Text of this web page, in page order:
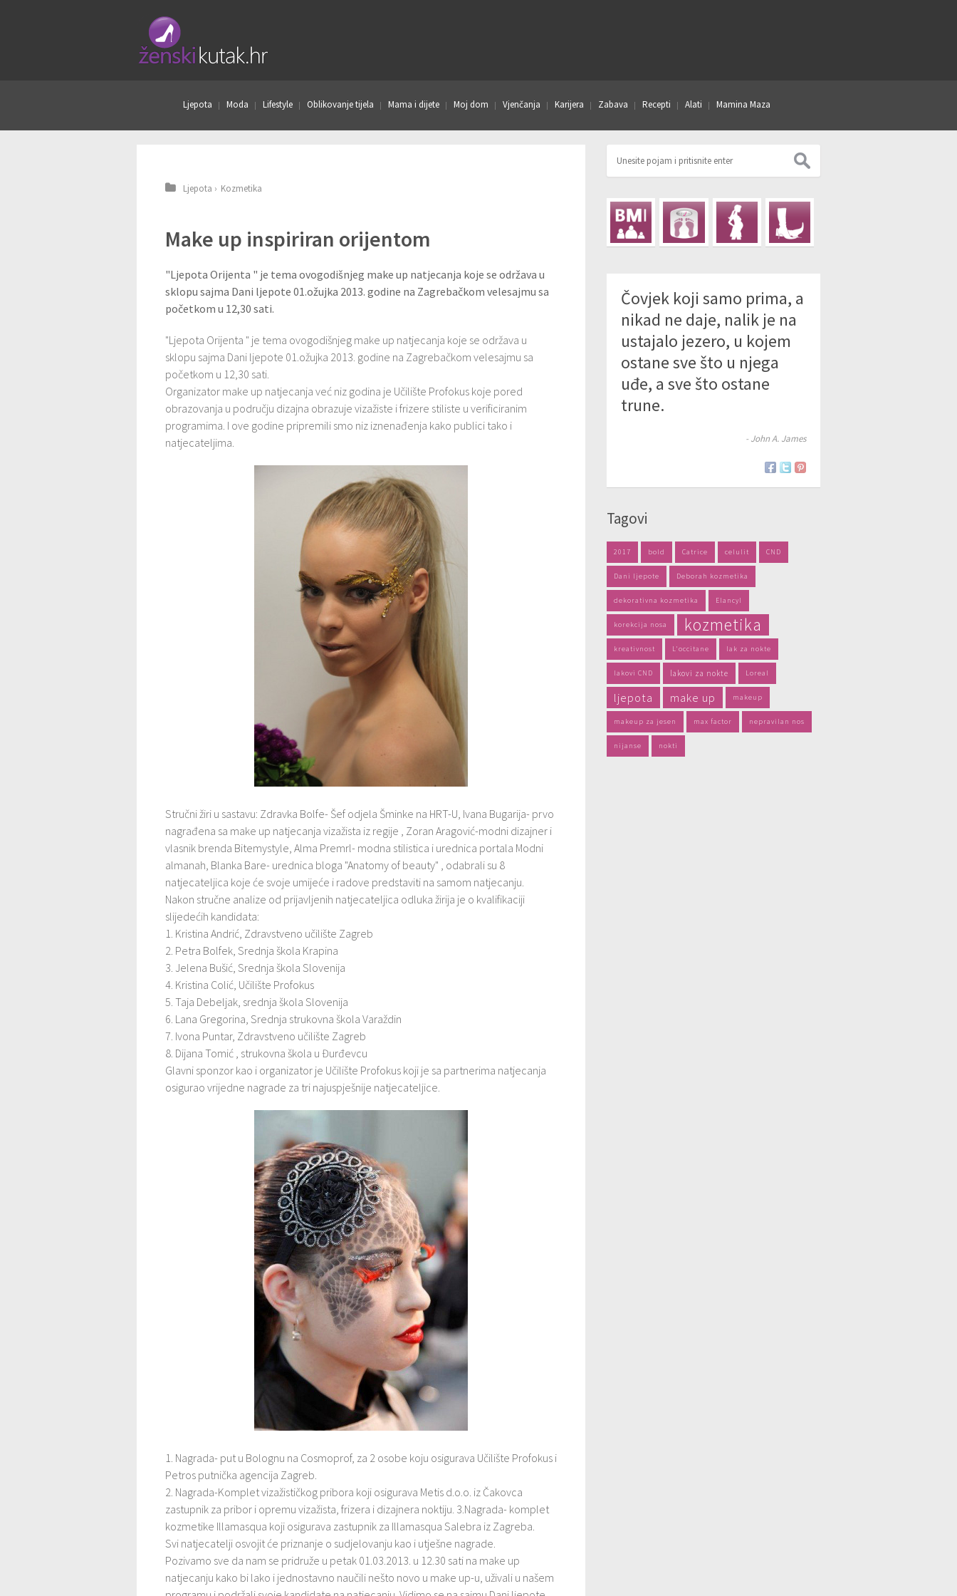
Ljepota Moda Lifestyle Oblikovanje tijela Mama i dijete Moj dom Vjenčanja Karijera Zabava Recepti Alati Mamina Maza
Ljepota › Kozmetika
Make up inspiriran orijentom
"Ljepota Orijenta " je tema ovogodišnjeg make up natjecanja koje se održava u
sklopu sajma Dani ljepote 01.ožujka 2013. godine na Zagrebačkom velesajmu sa
početkom u 12,30 sati.
"Ljepota Orijenta " je tema ovogodišnjeg make up natjecanja koje se održava u
sklopu sajma Dani ljepote 01.ožujka 2013. godine na Zagrebačkom velesajmu sa
početkom u 12,30 sati.
Organizator make up natjecanja već niz godina je Učilište Profokus koje pored
obrazovanja u području dizajna obrazuje vizažiste i frizere stiliste u verificiranim
programima. I ove godine pripremili smo niz iznenađenja kako publici tako i
natjecateljima.
Stručni žiri u sastavu: Zdravka Bolfe- Šef odjela Šminke na HRT-U, Ivana Bugarija- prvo
nagrađena sa make up natjecanja vizažista iz regije , Zoran Aragović-modni dizajner i
vlasnik brenda Bitemystyle, Alma Premrl- modna stilistica i urednica portala Modni
almanah, Blanka Bare- urednica bloga "Anatomy of beauty" , odabrali su 8
natjecateljica koje će svoje umijeće i radove predstaviti na samom natjecanju.
Nakon stručne analize od prijavljenih natjecateljica odluka žirija je o kvalifikaciji
slijedećih kandidata:
1. Kristina Andrić, Zdravstveno učilište Zagreb
2. Petra Bolfek, Srednja škola Krapina
3. Jelena Bušić, Srednja škola Slovenija
4. Kristina Colić, Učilište Profokus
5. Taja Debeljak, srednja škola Slovenija
6. Lana Gregorina, Srednja strukovna škola Varaždin
7. Ivona Puntar, Zdravstveno učilište Zagreb
8. Dijana Tomić , strukovna škola u Đurđevcu
Glavni sponzor kao i organizator je Učilište Profokus koji je sa partnerima natjecanja
osigurao vrijedne nagrade za tri najuspješnije natjecateljice.
1. Nagrada- put u Bolognu na Cosmoprof, za 2 osobe koju osigurava Učilište Profokus i
Petros putnička agencija Zagreb.
2. Nagrada-Komplet vizažističkog pribora koji osigurava Metis d.o.o. iz Čakovca
zastupnik za pribor i opremu vizažista, frizera i dizajnera noktiju. 3.Nagrada- komplet
kozmetike Illamasqua koji osigurava zastupnik za Illamasqua Salebra iz Zagreba.
Svi natjecatelji osvojit će priznanje o sudjelovanju kao i utješne nagrade.
Pozivamo sve da nam se pridruže u petak 01.03.2013. u 12.30 sati na make up
natjecanju kako bi lako i jednostavno naučili nešto novo u make up-u, uživali u našem
Čovjek koji samo prima, a
nikad ne daje, nalik je na
ustajalo jezero, u kojem
ostane sve što u njega
uđe, a sve što ostane
trune.
- John A. James
Tagovi
2017 bold Catrice celulit CND
Dani ljepote Deborah kozmetika
dekorativna kozmetika Elancyl
korekcija nosa kozmetika
kreativnost L'occitane lak za nokte
lakovi CND lakovi za nokte Loreal
ljepota make up makeup
makeup za jesen max factor nepravilan nos
nijanse nokti